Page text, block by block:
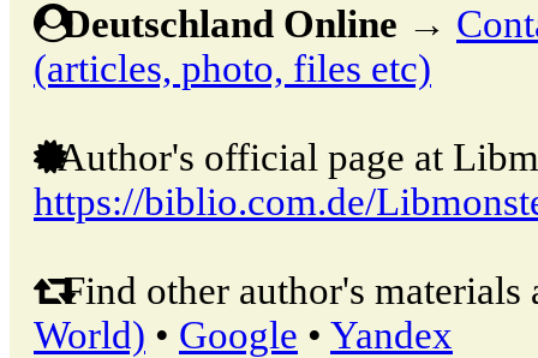
Deutschland Online →
(articles, photo, files etc)
Author's official page at
https://biblio.com.de/
Find other author's materials
World) • Google • Yandex